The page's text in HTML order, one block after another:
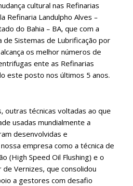
cultural nas Refinarias
Refinaria Landulpho Alves –
do Bahia – BA, que com a
de Sistemas de Lubrificação por
os melhor números de
ente as Refinarias
este posto nos últimos 5 anos.
outras técnicas voltadas ao que
usadas mundialmente a
desenvolvidas e
empresa como a técnica de
(High Speed Oil Flushing) e o
de Vernizes, que consolidou
a gestores com desafio